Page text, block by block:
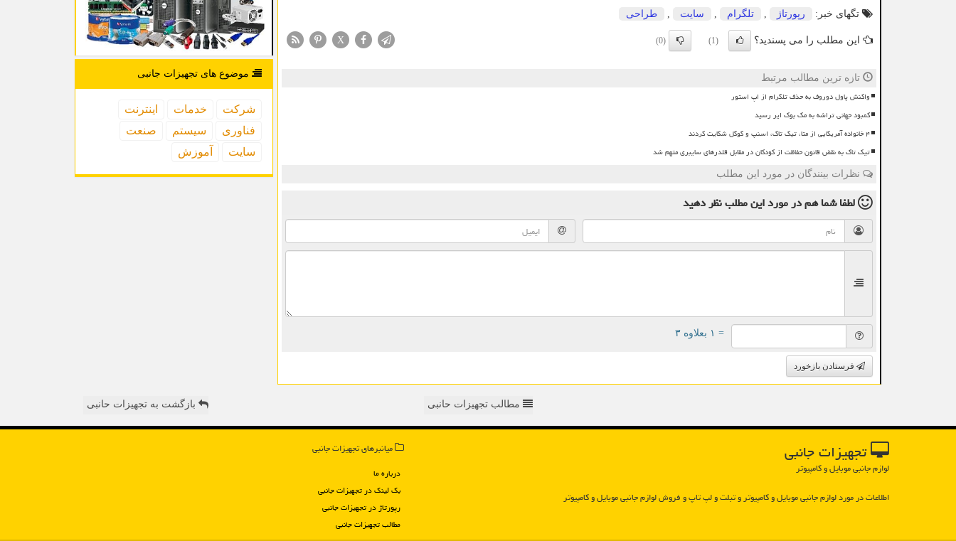
تگهای خبر: رپورتاژ , تلگرام , سایت , طراحی
این مطلب را می پسندید؟ (1)
(0)
X
تازه ترین مطالب مرتبط
واکنش پاول دوروف به حذف تلگرام از اپ استور
کمبود جهانی تراشه به مک بوک ایر رسید
۴ خانواده آمریکایی از متا، تیک تاک، اسنپ و گوگل شکایت کردند
تیک تاک به نقض قانون حفاظت از کودکان در مقابل قلدرهای سایبری متهم شد
نظرات بینندگان در مورد این مطلب
لطفا شما همدر مورد این مطلبنظر دهید
= ۱ بعلاوه ۳
فرستادن بازخورد
موضوع های تجهیزات جانبی
شركت خدمات
اینترنت
فناوری
سیستم
صنعت
سایت
آموزش
مطالب تجهیزات حانبی بازگشت به تجهیزات حانبی
تجهیزات جانبی
لوازم جانبی موبایل و کامپیوتر
اطلاعات در مورد لوازم جانبی موبایل و كامپیوتر و تبلت و لپ تاپ و فروش لوازم جانبی موبایل و كامپیوتر
میانبرهای تجهیزات جانبی
درباره ما
بک لینک در تجهیزات جانبی
رپورتاژ در تجهیزات جانبی
مطالب تجهیزات جانبی